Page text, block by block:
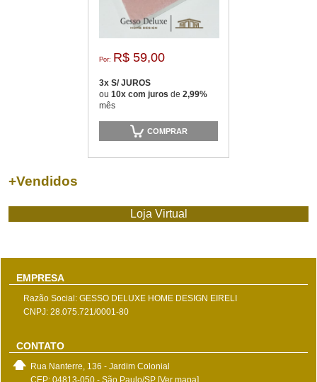
Por: R$ 59,00
3x S/ JUROS
ou 10x com juros de 2,99%
mês
COMPRAR
+Vendidos
Loja Virtual
EMPRESA
Razão Social: GESSO DELUXE HOME DESIGN EIRELI
CNPJ: 28.075.721/0001-80
CONTATO
Rua Nanterre, 136 - Jardim Colonial
CEP: 04813-050 - São Paulo/SP [Ver mapa]